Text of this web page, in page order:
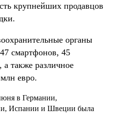
крупнейших продавцов
органы
смартфонов, 45
также различное
евро.
в Германии,
Испании и Швеции была